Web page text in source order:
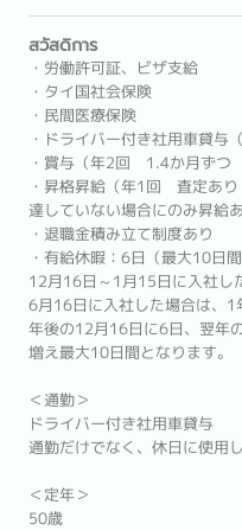
สวัสดิการ
・労働許可証、ビザ支給
・タイ国社会保険
・民間医療保険
・ドライバー付き社用車貸与
・賞与（年2回 1.4か月ずつ
・昇格昇給（年1回 査定あ
達していない場合にのみ昇給あ
・退職金積み立て制度あり
・有給休暇：6日（最大10日
12月16日～1月15日に入社し
6月16日に入社した場合は、
年後の12月16日に6日、翌年
増え最大10日間となります。
＜通勤＞
ドライバー付き社用車貸与
通勤だけでなく、休日に使用
＜定年＞
50歳